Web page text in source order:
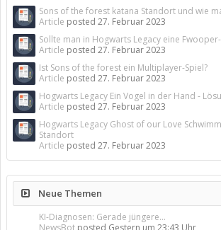
Sons of the forest katana Standort und wie
Article posted 27. Februar 2023
Sollte man in Hogwarts Legacy eine
Article posted 27. Februar 2023
Ist Sons of the forest ein Multiplayer-Spiel?
Article posted 27. Februar 2023
Hogwarts Legacy Ein Vogel in der Hand -
Article posted 27. Februar 2023
Hogwarts Legacy Ghost of our Love
Standort
Article posted 27. Februar 2023
Neue Themen
KI-Diagnosen: Gerade jüngere...
NewsBot posted Gestern um 23:43 Uhr